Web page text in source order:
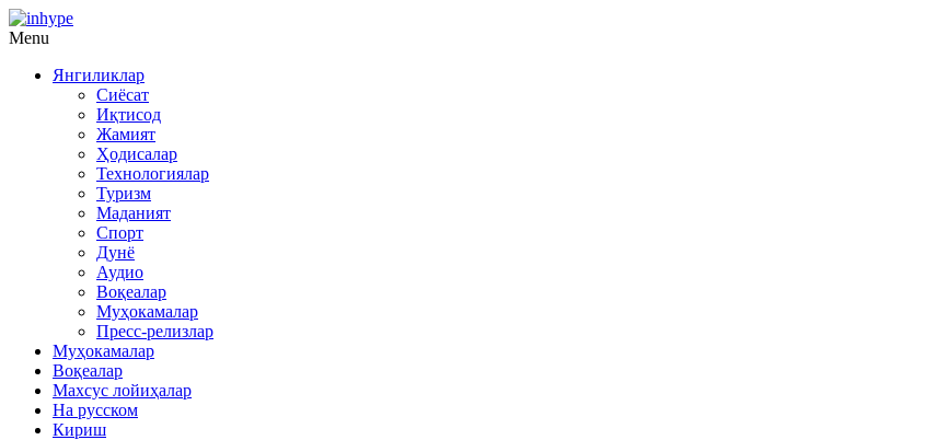
Menu
Янгиликлар
Сиёсат
Иқтисод
Жамият
Ҳодисалар
Технологиялар
Туризм
Маданият
Спорт
Дунё
Аудио
Воқеалар
Муҳокамалар
Пресс-релизлар
Муҳокамалар
Воқеалар
Махсус лойиҳалар
На русском
Кириш